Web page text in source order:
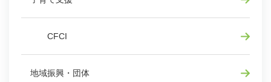
CFCI
地域振興・団体